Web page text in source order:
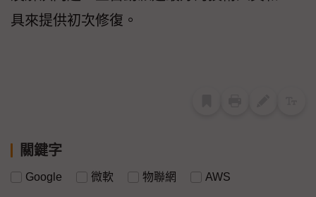
具來提供初次修復。
關鍵字
Google 微軟 物聯網 AWS